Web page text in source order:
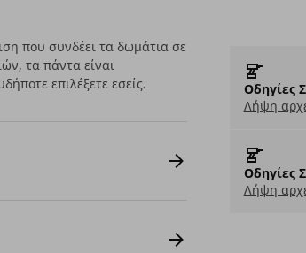
Οδηγίες
Λήψη
Οδηγίες
Λήψη
που συνδέει τα δωμάτια σε
τα πάντα είναι
επιλέξετε εσείς.